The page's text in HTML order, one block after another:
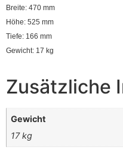
Breite: 470 mm
Höhe: 525 mm
Tiefe: 166 mm
Gewicht: 17 kg
Zusätzliche
Gewicht
17 kg